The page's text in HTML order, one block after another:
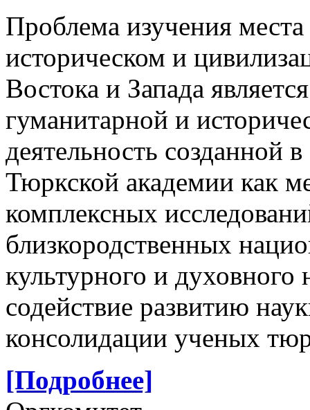
Проблема изучения
историческом и
Востока и Запада
гуманитарной и
деятельность созданной
Тюркской академии как
комплексных
близкородственных
культурного и духовного
содействие развитию
консолидации ученых
[Подробнее]